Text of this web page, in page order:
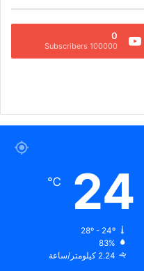
0
100000 Subscribers
24
℃
28º - 24º
83%
2.24 كيلومتر/ساعة